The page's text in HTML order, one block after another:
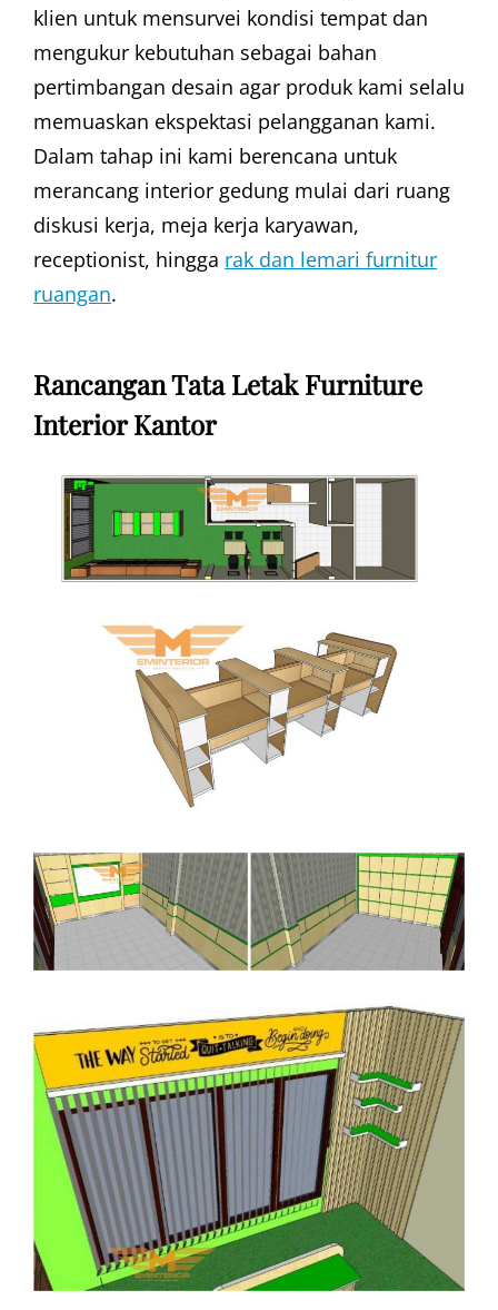
klien untuk mensurvei kondisi tempat dan
mengukur kebutuhan sebagai bahan
pertimbangan desain agar produk kami selalu
memuaskan ekspektasi pelangganan kami.
Dalam tahap ini kami berencana untuk
merancang interior gedung mulai dari ruang
diskusi kerja, meja kerja karyawan,
receptionist, hingga rak dan lemari furnitur
ruangan.
Rancangan Tata Letak Furniture
Interior Kantor